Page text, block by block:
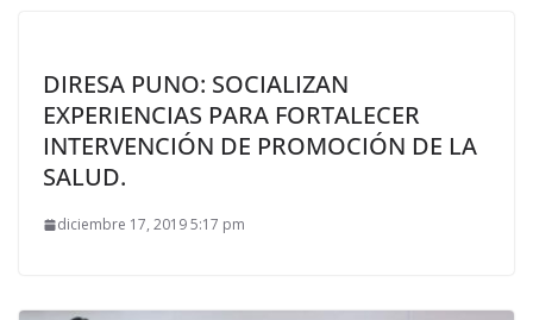
DIRESA PUNO: SOCIALIZAN
EXPERIENCIAS PARA FORTALECER
INTERVENCIÓN DE PROMOCIÓN DE LA
SALUD.
diciembre 17, 2019 5:17 pm